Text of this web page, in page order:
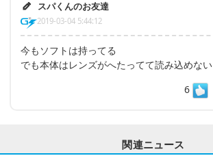
スパくんのお友達
2019-03-04 5:44:12
今もソフトは持ってる
でも本体はレンズがへたってて読み込めない
6
関連ニュース